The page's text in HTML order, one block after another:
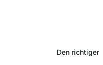
Den